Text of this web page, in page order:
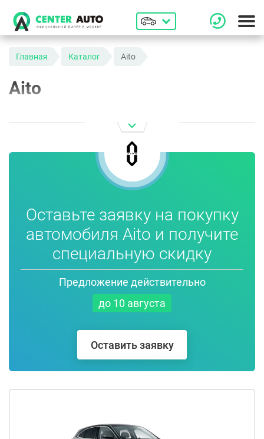
Главная Каталог Aito
Aito
Оставьте заявку на покупку
автомобиля Aito и получите
специальную скидку
Предложение действительно
до 10 августа
Оставить заявку